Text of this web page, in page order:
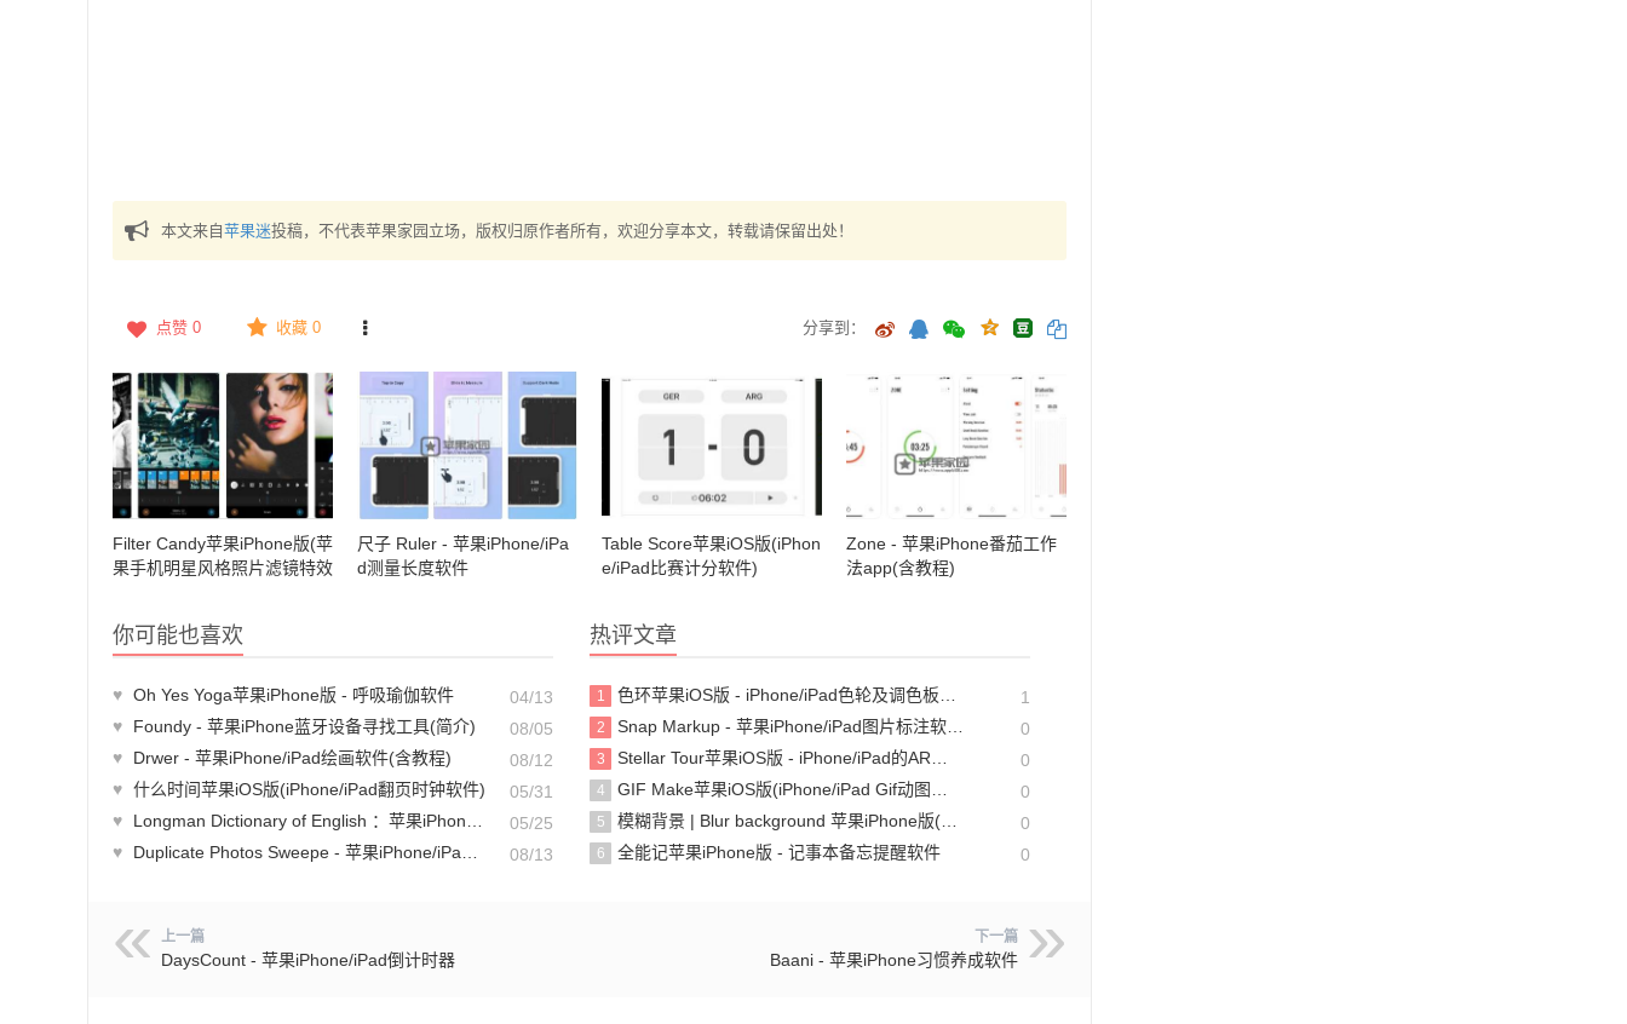
本文来自苹果迷投稿，不代表苹果家园立场，版权归原作者所有，欢迎分享本文，转载请保留出处！
点赞 0 收藏 0 分享到：
Filter Candy苹果iPhone版(苹
果手机明星风格照片滤镜特效
尺子 Ruler - 苹果iPhone/iPa
d测量长度软件
Table Score苹果iOS版(iPhon
e/iPad比赛计分软件)
Zone - 苹果iPhone番茄工作
法app(含教程)
你可能也喜欢
♥ Oh Yes Yoga苹果iPhone版 - 呼吸瑜伽软件
04/13
♥
Foundy - 苹果iPhone蓝牙设备寻找工具(简介)
08/05
♥
Drwer - 苹果iPhone/iPad绘画软件(含教程)
08/12
♥ 什么时间苹果iOS版(iPhone/iPad翻页时钟软件)
05/31
♥
Longman Dictionary of English ：苹果iPhone/iPad英文词典
05/25
♥
Duplicate Photos Sweepe - 苹果iPhone/iPad重复照片清理软件(含教程) 08/13
热评文章
1 色环苹果iOS版 - iPhone/iPad色轮及调色板工具 1
2 Snap Markup - 苹果iPhone/iPad图片标注软件(含教程) 0
3 Stellar Tour苹果iOS版 - iPhone/iPad的AR观星软件 0
4 GIF Mak‪e苹果iOS版(iPhone/iPad‬ Gif动图制作软件) 0
5 模糊背景 | Blur background 苹果iPhone版(苹果手机照片背景模糊虚化处理软件) 0
6 全能记苹果iPhone版 - 记事本备忘提醒软件 0
上一篇
DaysCount - 苹果iPhone/iPad倒计时器
下一篇
Baani - 苹果iPhone习惯养成软件